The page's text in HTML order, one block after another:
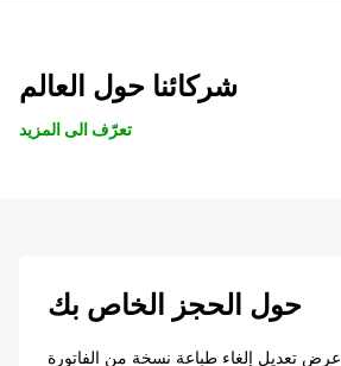
شركائنا حول العالم
تعرّف الى المزيد
حول الحجز الخاص بك
عرض تعديل إلغاء طباعة نسخة من الفاتورة